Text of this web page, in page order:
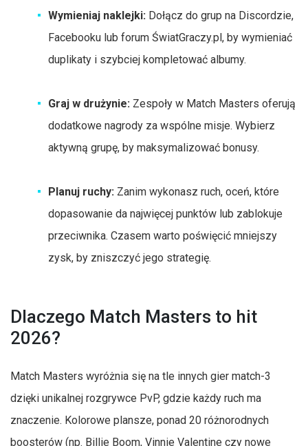
Wymieniaj naklejki: Dołącz do grup na Discordzie,
Facebooku lub forum ŚwiatGraczy.pl, by wymieniać
duplikaty i szybciej kompletować albumy.
Graj w drużynie: Zespoły w Match Masters oferują
dodatkowe nagrody za wspólne misje. Wybierz
aktywną grupę, by maksymalizować bonusy.
Planuj ruchy: Zanim wykonasz ruch, oceń, które
dopasowanie da najwięcej punktów lub zablokuje
przeciwnika. Czasem warto poświęcić mniejszy
zysk, by zniszczyć jego strategię.
Dlaczego Match Masters to hit
2026?
Match Masters wyróżnia się na tle innych gier match-3
dzięki unikalnej rozgrywce PvP, gdzie każdy ruch ma
znaczenie. Kolorowe plansze, ponad 20 różnorodnych
boosterów (np. Billie Boom, Vinnie Valentine czy nowe